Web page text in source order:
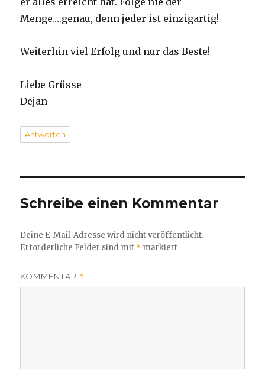
Menge….genau, denn jeder ist einzigartig!
Weiterhin viel Erfolg und nur das Beste!
Liebe Grüsse
Dejan
Antworten
Schreibe einen Kommentar
Deine E-Mail-Adresse wird nicht veröffentlicht.
Erforderliche Felder sind mit * markiert
KOMMENTAR *